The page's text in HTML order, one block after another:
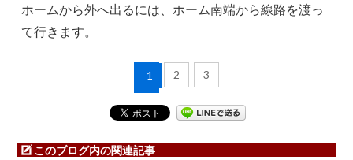
ホームから外へ出るには、ホーム南端から線路を渡っ
て行きます。
1 2 3
このブログ内の関連記事